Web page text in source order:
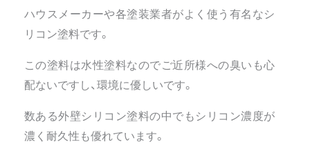
ハウスメーカーや各塗装業者がよく使う有名なシ
リコン塗料です。
この塗料は水性塗料なのでご近所様への臭いも心
配ないですし、環境に優しいです。
数ある外壁シリコン塗料の中でもシリコン濃度が
濃く耐久性も優れています。